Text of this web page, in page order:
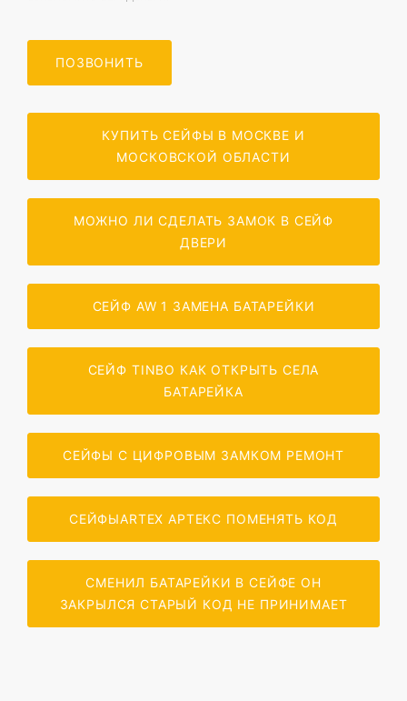
ПОЗВОНИТЬ
КУПИТЬ СЕЙФЫ В МОСКВЕ И
МОСКОВСКОЙ ОБЛАСТИ
МОЖНО ЛИ СДЕЛАТЬ ЗАМОК В СЕЙФ
ДВЕРИ
СЕЙФ AW 1 ЗАМЕНА БАТАРЕЙКИ
СЕЙФ TINBO КАК ОТКРЫТЬ СЕЛА
БАТАРЕЙКА
СЕЙФЫ С ЦИФРОВЫМ ЗАМКОМ РЕМОНТ
СЕЙФЫARTEX АРТЕКС ПОМЕНЯТЬ КОД
СМЕНИЛ БАТАРЕЙКИ В СЕЙФЕ ОН
ЗАКРЫЛСЯ СТАРЫЙ КОД НЕ ПРИНИМАЕТ